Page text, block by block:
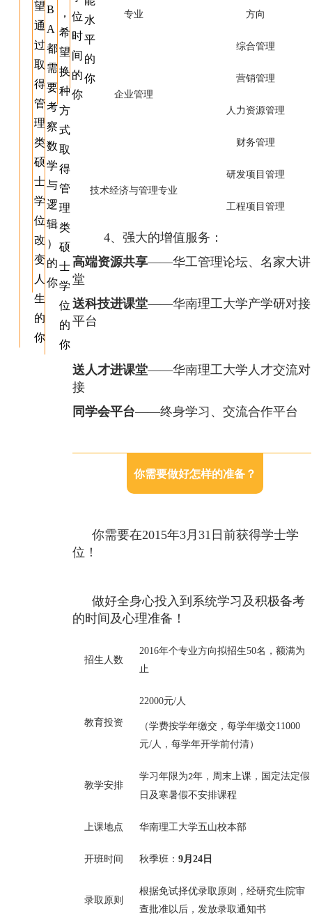
望
通
过
取
得
管
理
类
硕
士
学
位
改
变
人
生
的
你
B
A
都
需
要
考
察
数
学
与
逻
辑
）
的
你
，
希
望
换
种
方
式
取
得
管
理
类
硕
士
学
位
的
你
位
时
间
的
你
水
平
的
你
专业 方向
企业管理
综合管理
营销管理
人力资源管理
财务管理
技术经济与管理专业
研发项目管理
工程项目管理
4、强大的增值服务：
高端资源共享——华工管理论坛、名家大讲
堂
送科技进课堂——华南理工大学产学研对接
平台
送人才进课堂——华南理工大学人才交流对
接
同学会平台——终身学习、交流合作平台
你需要做好怎样的准备？
你需要在2015年3月31日前获得学士学
位！
做好全身心投入到系统学习及积极备考
的时间及心理准备！
招生人数
2016年个专业方向拟招生50名，额满为
止
教育投资
22000元/ 人
（学费按学年缴交，每学年缴交11000
元/ 人，每学年开学前付清）
教学安排
学习年限为2年，周末上课，国定法定假
日及寒暑假不安排课程
上课地点 华南理工大学五山校本部
开班时间 秋季班： 9 月24日
录取原则
根据免试择优录取原则，经研究生院审
查批准以后，发放录取通知书